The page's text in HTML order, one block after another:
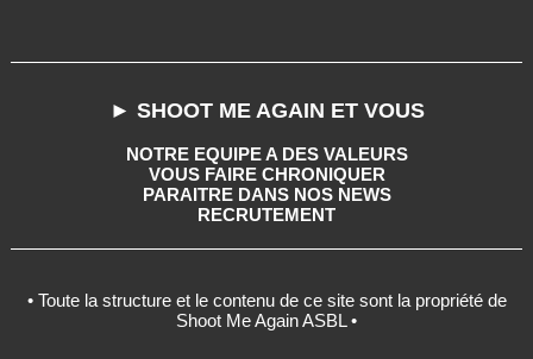
► SHOOT ME AGAIN ET VOUS
NOTRE EQUIPE A DES VALEURS
VOUS FAIRE CHRONIQUER
PARAITRE DANS NOS NEWS
RECRUTEMENT
• Toute la structure et le contenu de ce site sont la propriété de
Shoot Me Again ASBL •